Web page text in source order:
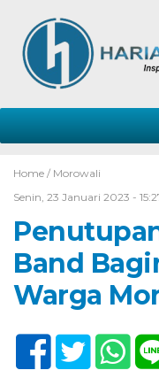
Home / Morowali
Senin, 23 Januari 2023 -
Band
Warga